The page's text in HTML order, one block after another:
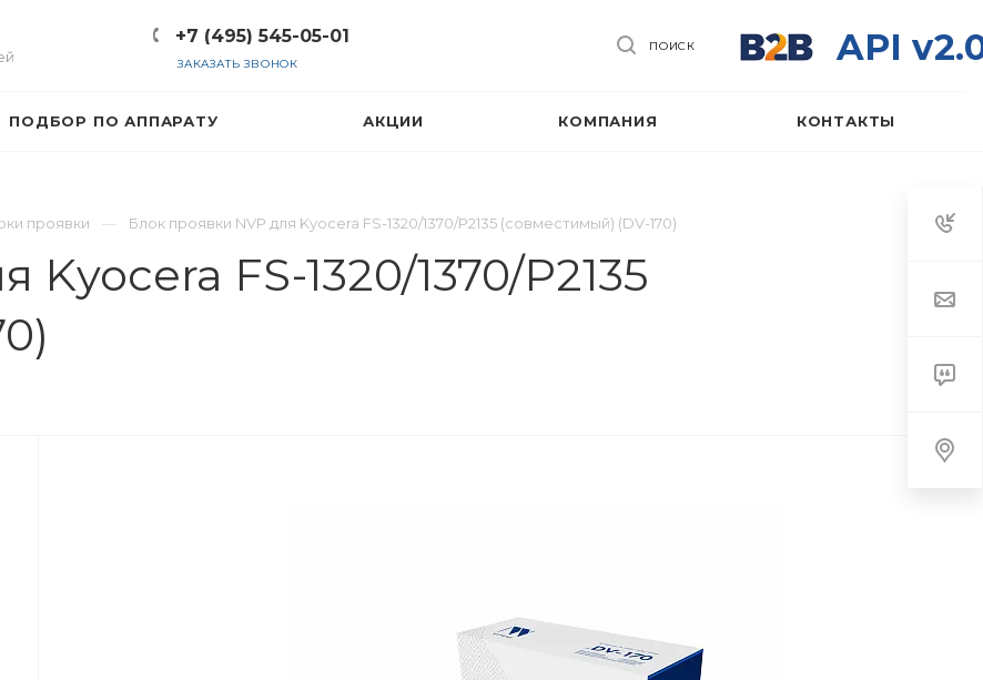
+7 (495) 545-05-01
ЗАКАЗАТЬ ЗВОНОК API
ПОИСК
ПОДБОР ПО АППАРАТУ АКЦИИ КОМПАНИЯ КОНТАКТЫ
проявки Блок проявки NVP для Kyocera FS-1320/1370/P2135 (совместимый) (DV-170)
Kyocera FS-1320/1370/P2135